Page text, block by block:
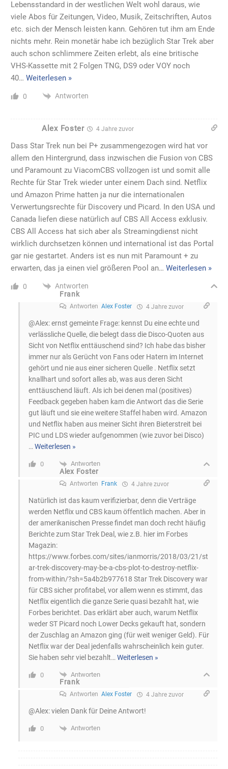
Lebensstandard in der westlichen Welt wohl daraus, wie
viele Abos für Zeitungen, Video, Musik, Zeitschriften, Autos
etc. sich der Mensch leisten kann. Gehören tut ihm am Ende
nichts mehr. Rein monetär habe ich bezüglich Star Trek aber
auch schon schlimmere Zeiten erlebt, als eine britische
VHS-Kassette mit 2 Folgen TNG, DS9 oder VOY noch
40… Weiterlesen »
0 Antworten
Alex Foster 4 Jahre zuvor
Dass Star Trek nun bei P+ zusammengezogen wird hat vor
allem den Hintergrund, dass inzwischen die Fusion von CBS
und Paramount zu ViacomCBS vollzogen ist und somit alle
Rechte für Star Trek wieder unter einem Dach sind. Netflix
und Amazon Prime hatten ja nur die internationalen
Verwertungsrechte für Discovery und Picard. In den USA und
Canada liefen diese natürlich auf CBS All Access exklusiv.
CBS All Access hat sich aber als Streamingdienst nicht
wirklich durchsetzen können und international ist das Portal
gar nie gestartet. Anders ist es nun mit Paramount + zu
erwarten, das ja einen viel größeren Pool an… Weiterlesen »
0
Antworten
Frank
Antworten Alex Foster 4 Jahre zuvor
@Alex: ernst gemeinte Frage: kennst Du eine echte und
verlässliche Quelle, die belegt dass die Disco-Quoten aus
Sicht von Netflix enttäuschend sind? Ich habe das bisher
immer nur als Gerücht von Fans oder Hatern im Internet
gehört und nie aus einer sicheren Quelle . Netflix setzt
knallhart und sofort alles ab, was aus deren Sicht
enttäuschend läuft. Als ich bei denen mal (positives)
Feedback gegeben haben kam die Antwort das die Serie
gut läuft und sie eine weitere Staffel haben wird. Amazon
und Netflix haben aus meiner Sicht ihren Bieterstreit bei
PIC und LDS wieder aufgenommen (wie zuvor bei Disco)
…Weiterlesen »
0 Antworten
Alex Foster
Antworten Frank 4 Jahre zuvor
Natürlich ist das kaum verifizierbar, denn die Verträge
werden Netflix und CBS kaum öffentlich machen. Aber in
der amerikanischen Presse findet man doch recht häufig
Berichte zum Star Trek Deal, wie z.B. hier im Forbes
Magazin:
https://www.forbes.com/sites/ianmorris/2018/03/21/st
ar-trek-discovery-may-be-a-cbs-plot-to-destroy-netflix-
from-within/?sh=5a4b2b977618 Star Trek Discovery war
für CBS sicher profitabel, vor allem wenn es stimmt, das
Netflix eigentlich die ganze Serie quasi bezahlt hat, wie
Forbes berichtet. Das erklärt aber auch, warum Netflix
weder ST Picard noch Lower Decks gekauft hat, sondern
der Zuschlag an Amazon ging (für weit weniger Geld). Für
Netflix war der Deal jedenfalls wahrscheinlich kein guter.
Sie haben sehr viel bezahlt… Weiterlesen »
0 Antworten
Frank
Antworten Alex Foster 4 Jahre zuvor
@Alex: vielen Dank für Deine Antwort!
0 Antworten